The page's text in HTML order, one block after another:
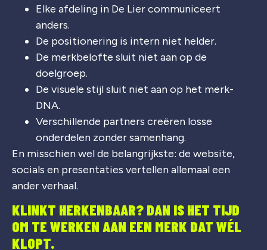
Elke afdeling in De Lier communiceert
anders.
De positionering is intern niet helder.
De merkbelofte sluit niet aan op de
doelgroep.
De visuele stijl sluit niet aan op het merk-
DNA.
Verschillende partners creëren losse
onderdelen zonder samenhang.
En misschien wel de belangrijkste: de website,
socials en presentaties vertellen allemaal een
ander verhaal.
KLINKT HERKENBAAR? DAN IS HET TIJD
OM TE WERKEN AAN EEN MERK DAT WÉL
KLOPT.